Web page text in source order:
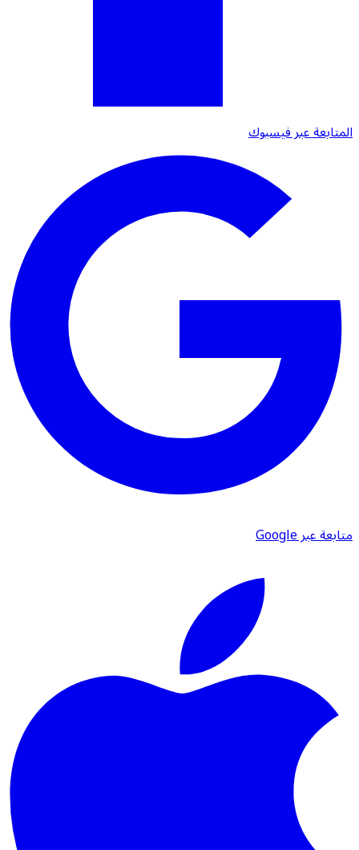
المتابعة عبر فيسبوك
متابعة عبر Google